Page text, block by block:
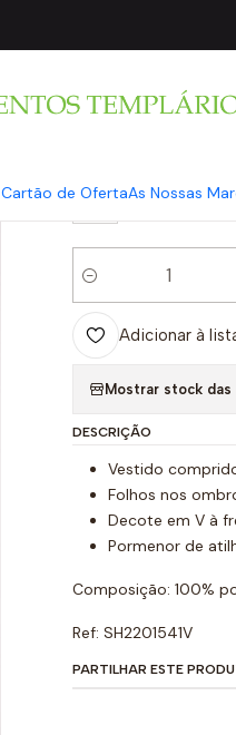
Cartão de OfertaAs Nossas
|
S
Quantidade
Adicionar à
Mostrar stock das
DESCRIÇÃO
Vestido
Folhos nos
Decote em V à
Pormenor de
Composição: 100%
Ref: SH2201541V
PARTILHAR ESTE